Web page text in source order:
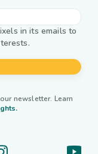
in its emails to
newsletter. Learn